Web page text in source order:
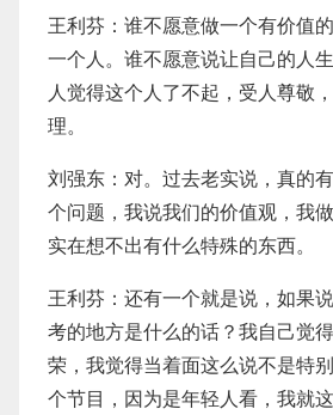
王利芬：谁不愿意做一个有价值
一个人。谁不愿意说让自己的人
人觉得这个人了不起，受人尊敬
理。
刘强东：对。过去老实说，真的
个问题，我说我们的价值观，我
实在想不出有什么特殊的东西。
王利芬：还有一个就是说，如果
考的地方是什么的话？我自己觉
荣，我觉得当着面这么说不是特
个节目，因为是年轻人看，我就